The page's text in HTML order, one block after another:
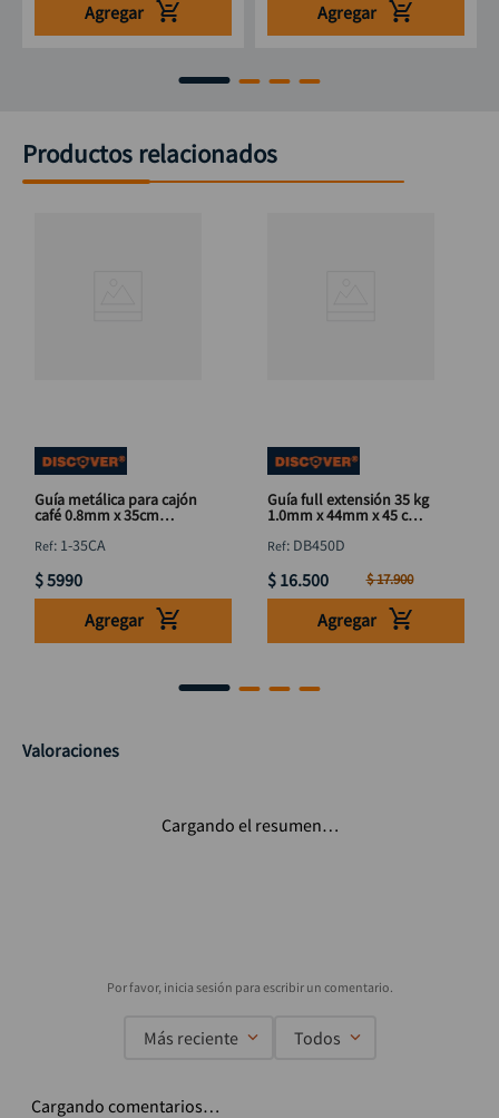
Agregar
Agregar
Productos relacionados
Guía metálica para cajón
café 0.8mm x 35cm
: 1-35CA
$5990
Agregar
Guía full extensión 35 kg
1.0mm x 44mm x 45 cm
: DB450D
$ 16.500 $17.900
Agregar
Valoraciones
Cargando el resumen…
Más reciente Todos
Cargando comentarios…